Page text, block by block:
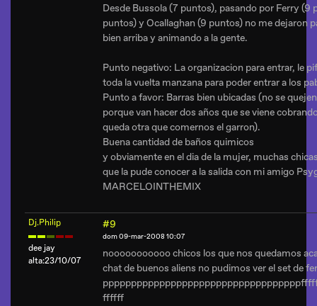
Desde Bussola (7 puntos), pasando por Ferry (9
puntos)y Ocallaghan (9 puntos) no me dejaron
bien arriba y animando a la gente.
Punto negativo: La organizacion para entrar, le
toda la vuelta manzana para poder entrar a los
Punto a favor: Barras bien ubicadas (no se
porque van hacer dos años que se viene
queda otra que comernos el garron).
Buena cantidad de baños quimicos
y obviamente en el dia de la mujer, muchas
que la pude conocer a la salida con mi amigo
MARCELOINTHEMIX
Dj.Philip
dee jay
alta:23/10/07
#9
dom 09-mar-2008 10:07
nooooooooooo chicos los que nos quedamos
chat de buenos aliens no pudimos ver el set de
ffffff